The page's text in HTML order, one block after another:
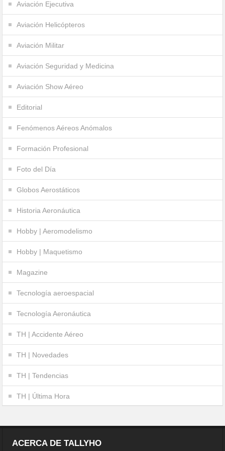
Aviación Ejecutiva
Aviación Helicópteros
Aviación Militar
Aviación Seguridad y Medicina
Aviación Show Aéreo
Editorial
Fenómenos Aéreos Anómalos
Formación Profesional
Foto del Día
Globos Aerostáticos
Historia Aeronáutica
Hobby | Aeromodelismo
Hobby | Maquetismo
Magazine
Tecnología aeroespacial
Tecnología Aeronáutica
TH | Accidente Aéreo
TH | Novedades
TH | Tendencias
TH | Última Hora
ACERCA DE TALLYHO